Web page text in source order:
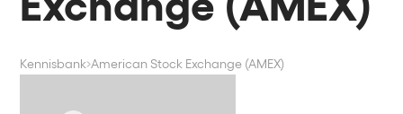
Kennisbank American Stock Exchange (AMEX)